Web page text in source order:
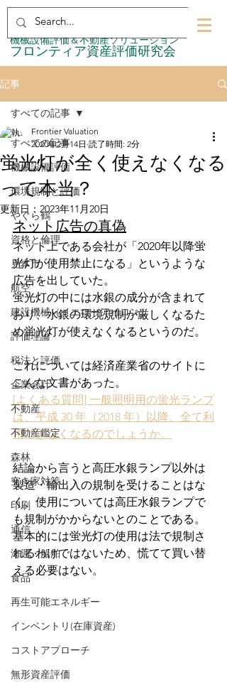
​フロンティア資産評価研究会
​機械設備評価＆不動産ソリューション
記事
すべての記事
機械設備評価
環境規制と評価
やぐら鶴
資格と倫理
見本市
航空
建設機械（イエローアイロン）
評価理論
税法と評価
企業会計
不動産
不動産鑑定
森林
空き家対策
印刷
通信
海運・船舶
食品
再生可能エネルギー
インベントリ(在庫資産)
コストアプローチ
無形資産評価
すべての記事
蛍光灯が全く使えなくなる
って本当？
Frontier Valuation
2020年2月14日 読了時間: 2分
更新日： 2023年11月20日
ネット広告の真偽
ネット上である会社が「2020年以降蛍
光灯が使用禁止になる」というような
広告を出していた。
蛍光灯の中には水銀の成分が含まれて
おり、水銀の環境規制が厳しくなるた
め蛍光灯が使えなくなるというのだ。
これについては経済産業省のサイトに
こんな文書があった。
[よくある質問] 一般照明用の蛍光ランプ
は、平成 30 年（2018 年）以降、全て利
用できなくなるのでしょうか。
結論から言うと高圧水銀ランプ以外は
製造・輸出入の規制を受けることはな
く、使用については高圧水銀ランプで
も規制がかからないとのことである。
基本的には蛍光灯の使用は法で規制さ
れるわけではないため、慌てて買い替
える必要はない。